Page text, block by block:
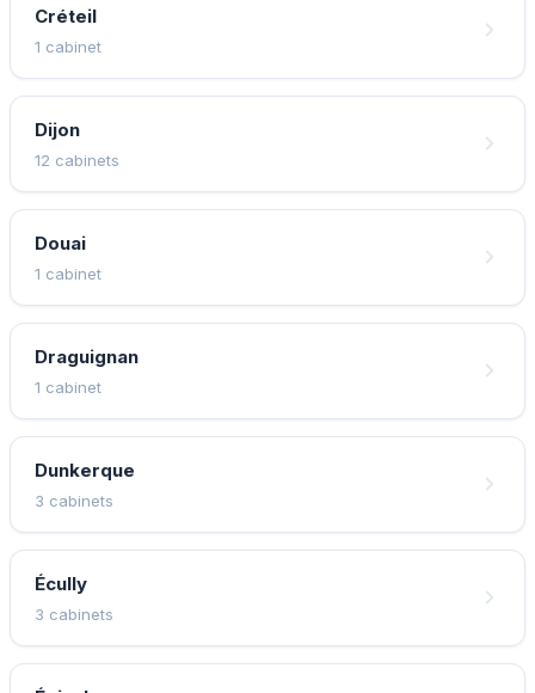
Créteil
1 cabinet
Dijon
12 cabinets
Douai
1 cabinet
Draguignan
1 cabinet
Dunkerque
3 cabinets
Écully
3 cabinets